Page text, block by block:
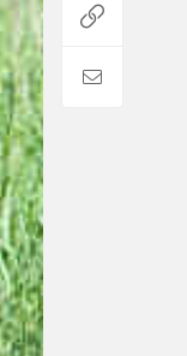
*فرهنگی
ایثار و شهادت
دفاع مقدس